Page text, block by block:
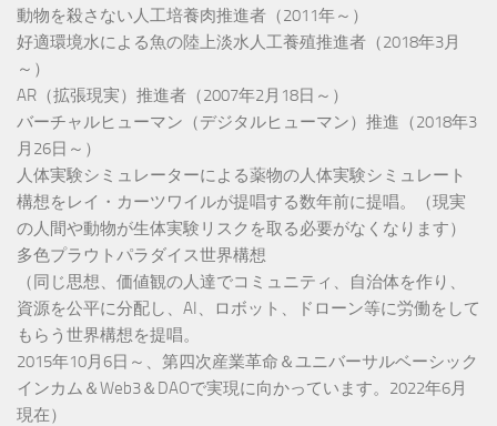
動物を殺さない人工培養肉推進者（2011年～）
好適環境水による魚の陸上淡水人工養殖推進者（2018年3月
～）
AR（拡張現実）推進者（2007年2月18日～）
バーチャルヒューマン（デジタルヒューマン）推進（2018年3
月26日～）
人体実験シミュレーターによる薬物の人体実験シミュレート
構想をレイ・カーツワイルが提唱する数年前に提唱。（現実
の人間や動物が生体実験リスクを取る必要がなくなります）
多色プラウトパラダイス世界構想
（同じ思想、価値観の人達でコミュニティ、自治体を作り、
資源を公平に分配し、AI、ロボット、ドローン等に労働をして
もらう世界構想を提唱。
2015年10月6日～、第四次産業革命＆ユニバーサルベーシック
インカム＆Web3＆DAOで実現に向かっています。2022年6月
現在）